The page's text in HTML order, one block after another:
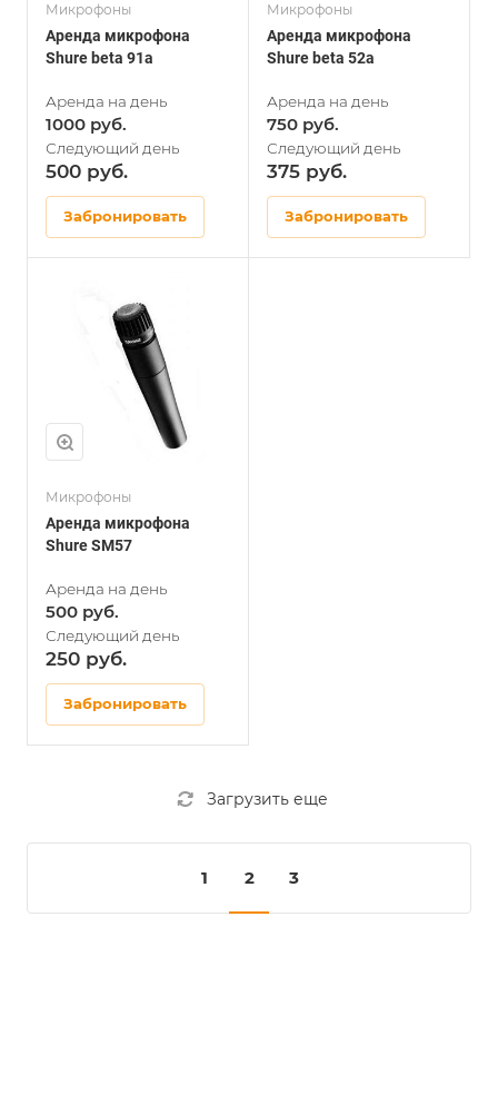
Микрофоны
Аренда микрофона
Shure beta 91a
1000
500
Забронировать
Микрофоны
Аренда микрофона
Shure beta 52a
750
375
Забронировать
Микрофоны
Аренда микрофона
Shure SM57
500
250
Забронировать
Загрузить еще
1 2 3